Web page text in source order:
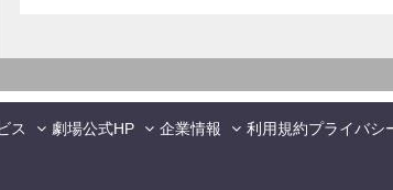
ス 劇場公式HP 企業情報 利用規約プライバシ